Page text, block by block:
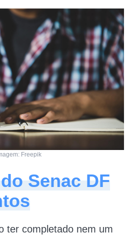
Freepik
Senac DF
ter completado nem um